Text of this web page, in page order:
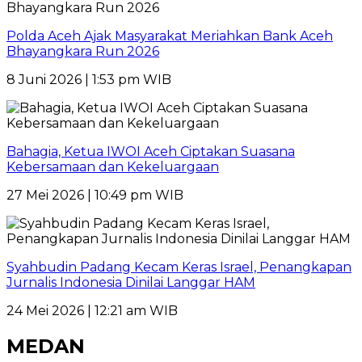
Polda Aceh Ajak Masyarakat Meriahkan Bank Aceh
Bhayangkara Run 2026
8 Juni 2026 | 1:53 pm WIB
Bahagia, Ketua IWOI Aceh Ciptakan Suasana
Kebersamaan dan Kekeluargaan
27 Mei 2026 | 10:49 pm WIB
Syahbudin Padang Kecam Keras Israel, Penangkapan
Jurnalis Indonesia Dinilai Langgar HAM
24 Mei 2026 | 12:21 am WIB
MEDAN